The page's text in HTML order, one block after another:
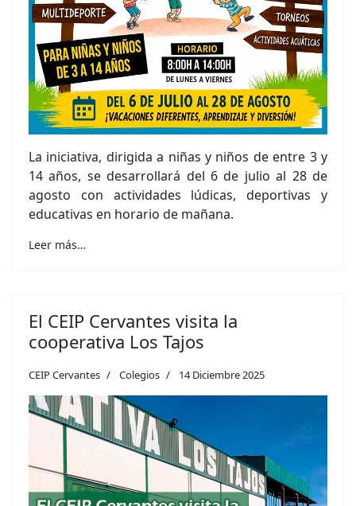
La iniciativa, dirigida a niñas y niños de entre 3 y
14 años, se desarrollará del 6 de julio al 28 de
agosto con actividades lúdicas, deportivas y
educativas en horario de mañana.
Leer más…
El CEIP Cervantes visita la
cooperativa Los Tajos
CEIP Cervantes Colegios 14 Diciembre 2025